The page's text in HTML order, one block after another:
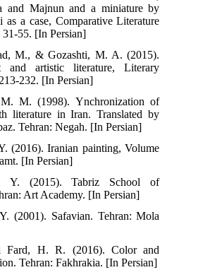
and Majnun and a miniature by
a case, Comparative Literature
31-55. [In Persian]
M., & Gozashti, M. A. (2015).
and artistic literature, Literary
232. [In Persian]
M. (1998). Ynchronization of
literature in Iran. Translated by
Tehran: Negah. [In Persian]
(2016). Iranian painting, Volume
[In Persian]
Y. (2015). Tabriz School of
Art Academy. [In Persian]
(2001). Safavian. Tehran: Mola
Fard, H. R. (2016). Color and
Tehran: Fakhrakia. [In Persian]